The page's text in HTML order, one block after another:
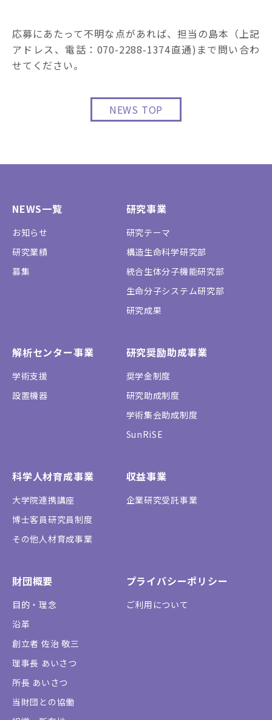
応募にあたって不明な点があれば、担当の島本（上記
アドレス、電話：070-2288-1374直通)まで問い合わ
せてください。
NEWS TOP
NEWS一覧
お知らせ
研究業績
募集
研究事業
研究テーマ
構造生命科学研究部
統合生体分子機能研究部
生命分子システム研究部
研究成果
解析センター事業
学術支援
設置機器
研究奨励助成事業
奨学金制度
研究助成制度
学術集会助成制度
SunRiSE
科学人材育成事業
大学院連携講座
博士客員研究員制度
その他人材育成事業
収益事業
企業研究受託事業
財団概要
目的・理念
沿革
創立者 佐治 敬三
理事長 あいさつ
所長 あいさつ
当財団との協働
プライバシーポリシー
ご利用について